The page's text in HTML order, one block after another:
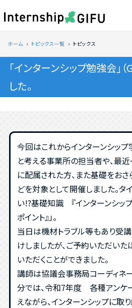
ホーム トピックス一覧 トピックス
「インターンシップ勉強会」
した。
今回はこれからインターンシッ
と考える事業所の担当者や、最
に配属された方、また基礎をお
どを対象として開催しました。タ
い!?基礎知識 『インターンシッ
ポイント』」。
当日は機材トラブル等もあり受
けしましたが、ご予約いただい
いただくことができました。
講師は協議会事務局コーディネ
分では、令和7年度 各種アンケ
えながら、インターンシップに取